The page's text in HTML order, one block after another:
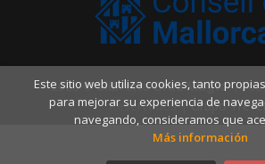
2026 ©Llibreria Drac Màgic.
Reservados |Grupo
Este sitio web utiliza cookies, tanto
para mejorar su experiencia de
navegando, consideramos que
Más información